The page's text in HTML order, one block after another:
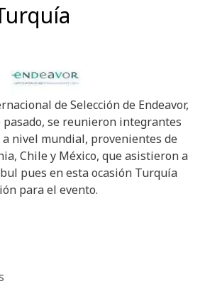
de Selección de Endeavor,
se reunieron integrantes
a nivel mundial, provenientes de
Chile y México, que asistieron a
pues en esta ocasión Turquía
para el evento.